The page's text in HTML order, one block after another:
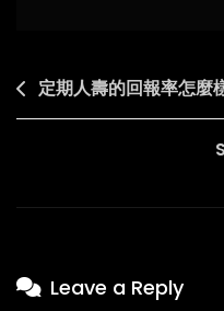
Post
navigation
定期人壽的回報率怎麼
Leave a Reply